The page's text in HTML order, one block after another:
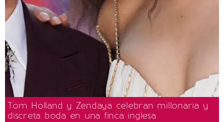
Tom Holland y Zendaya celebran millonaria y
discreta boda en una finca inglesa